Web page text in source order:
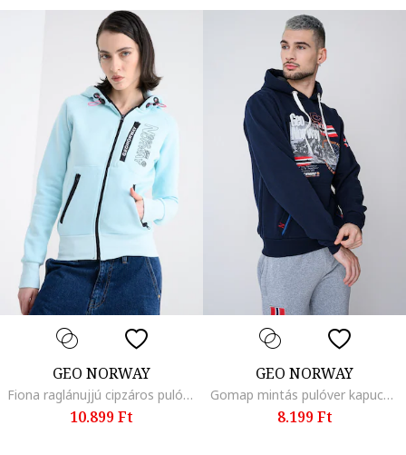
GEO NORWAY
Fiona raglánujjú cipzáros pulóver kapucnival, Jégkék
10.899 Ft
GEO NORWAY
Gomap mintás pulóver kapucnival és kenguruzsebbel, Piros/Narancssárga/Tengerészkék
8.199 Ft